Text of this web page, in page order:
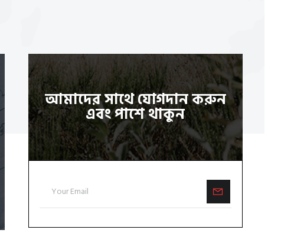
আমাদের সাথে যোগদান করুন
এবং পাশে থাকুন